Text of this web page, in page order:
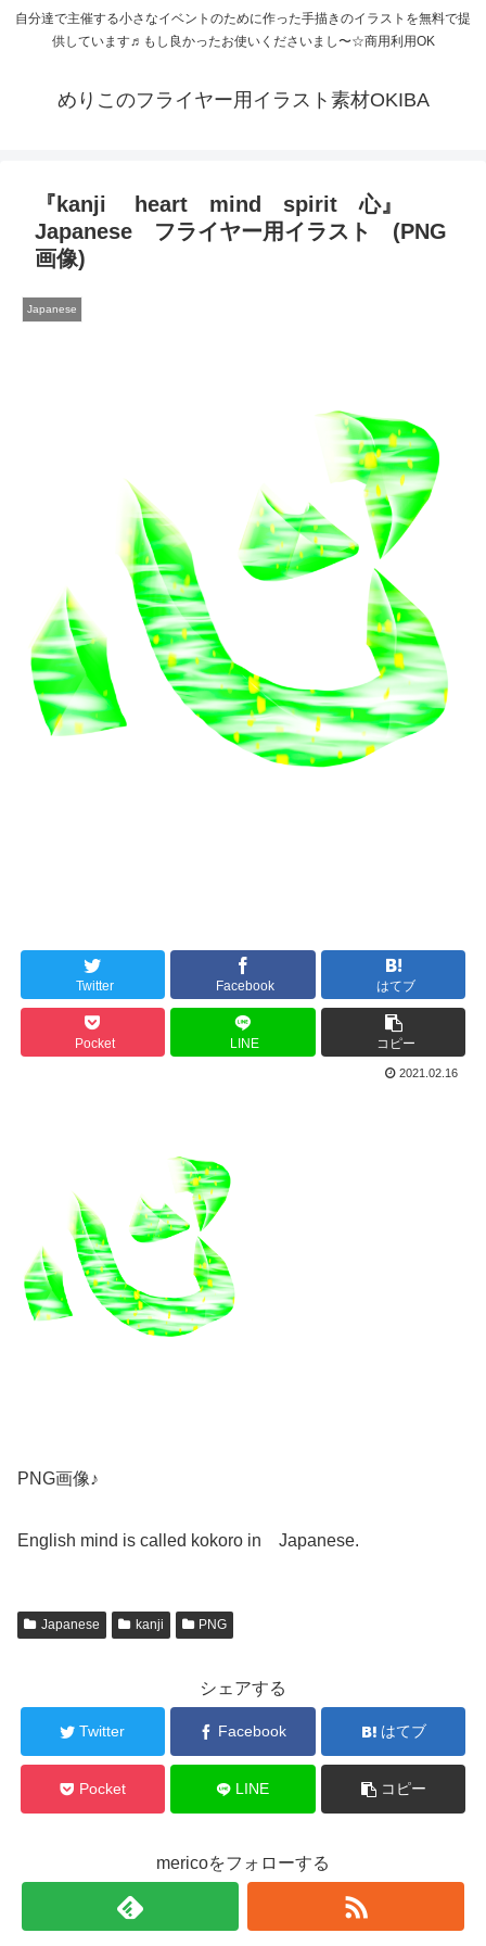
自分達で主催する小さなイベントのために作った手描きのイラストを無料で提
供しています♬もし良かったお使いくださいまし〜☆商用利用OK
めりこのフライヤー用イラスト素材OKIBA
『kanji heart mind spirit 心』
Japanese フライヤー用イラスト (PNG
画像)
Japanese
Twitter Facebook はてブ
Pocket LINE コピー
2021.02.16
PNG画像♪
English mind is called kokoro in Japanese.
Japanese kanji PNG
シェアする
Twitter Facebook はてブ
Pocket LINE コピー
mericoをフォローする